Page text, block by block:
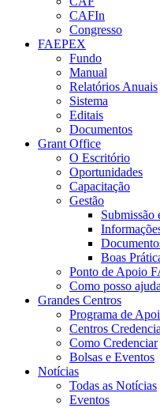
CAFIn
Congresso
FAEPEX
Fundo
Manual
Relatórios Anuais
Sistema
Editais
Documentos
Grant Office
O Escritório
Oportunidades
Capacitação
Gestão
Submissão
Boas
Ponto de Apoio
Como posso
Grandes Centros
Programa de
Centros
Como Credenciar
Bolsas e Eventos
Notícias
Todas as Notícias
Eventos